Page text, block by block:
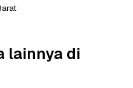
lainnya di